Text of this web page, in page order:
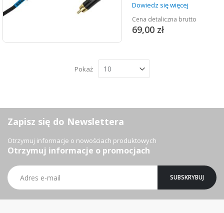
Dowiedz się więcej
Cena detaliczna brutto
69,00 zł
Pokaż
Zapisz się do Newslettera
Otrzymuj informacje o nowościach produktowych
Otrzymuj informacje o promocjach
Subskrybuj
nasz
newsletter:
SUBSKRYBUJ